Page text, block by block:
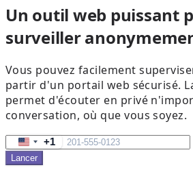
Un outil web puissant
surveiller
Vous pouvez facilement
partir d'un portail web sécurisé.
permet d'écouter en privé
conversation, où que vous soyez.
United
States
+1
Lancer